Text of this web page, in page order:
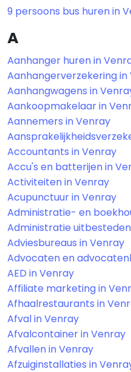
9 persoons bus huren in
A
Aanhanger huren in
Aanhangerverzekering in
Aanhangwagens in
Aankoopmakelaar in
Aannemers in Venray
Accountants in Venray
Accu's en batterijen in
Activiteiten in Venray
Acupunctuur in Venray
Administratie- en
Administratie
Adviesbureaus in Venray
Advocaten en
AED in Venray
Affiliate marketing in
Afhaalrestaurants in
Afval in Venray
Afvalcontainer in Venray
Afvallen in Venray
Afzuiginstallaties in